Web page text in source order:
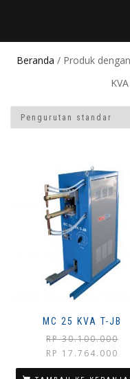
Beranda / Produk
MC 25 KVA T-JB
RP30.100.000
Harga
aslinya
RP 17.764.000